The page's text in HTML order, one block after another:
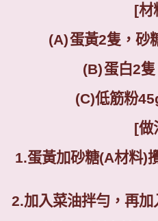
[材
(A)蛋黃2隻，砂
(B)蛋白2
(C)低筋粉
[做
1.蛋黃加砂糖(A材料)
2.加入菜油拌勻，再加